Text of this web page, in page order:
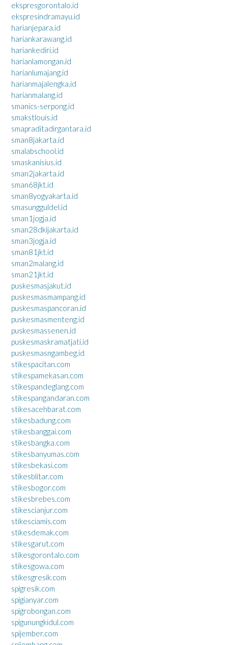
ekspresgorontalo.id
ekspresindramayu.id
harianjepara.id
hariankarawang.id
hariankediri.id
harianlamongan.id
harianlumajang.id
harianmajalengka.id
harianmalang.id
smanics-serpong.id
smakstlouis.id
smapraditadirgantara.id
sman8jakarta.id
smalabschool.id
smaskanisius.id
sman2jakarta.id
sman68jkt.id
sman8yogyakarta.id
smasungguldel.id
sman1jogja.id
sman28dkijakarta.id
sman3jogja.id
sman81jkt.id
sman2malang.id
sman21jkt.id
puskesmasjakut.id
puskesmasmampang.id
puskesmaspancoran.id
puskesmasmenteng.id
puskesmassenen.id
puskesmaskramatjati.id
puskesmasngambeg.id
stikespacitan.com
stikespamekasan.com
stikespandeglang.com
stikespangandaran.com
stikesacehbarat.com
stikesbadung.com
stikesbanggai.com
stikesbangka.com
stikesbanyumas.com
stikesbekasi.com
stikesblitar.com
stikesbogor.com
stikesbrebes.com
stikescianjur.com
stikesciamis.com
stikesdemak.com
stikesgarut.com
stikesgorontalo.com
stikesgowa.com
stikesgresik.com
spigresik.com
spigianyar.com
spigrobongan.com
spigunungkidul.com
spijember.com